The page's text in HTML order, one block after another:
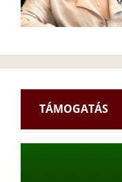
TÁMOGATÁS